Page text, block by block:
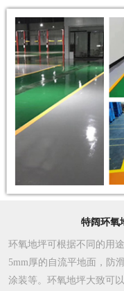
特阔环氧
环氧地坪可根据不同的用
5mm厚的自流平地面，防
涂装等。环氧地坪大致可